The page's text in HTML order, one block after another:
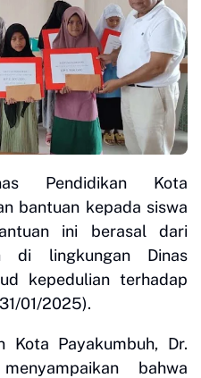
Pendidikan Kota
bantuan kepada siswa
ini berasal dari
di lingkungan Dinas
kepedulian terhadap
01/2025).
Kota Payakumbuh, Dr.
bahwa